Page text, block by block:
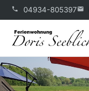
04934-805397